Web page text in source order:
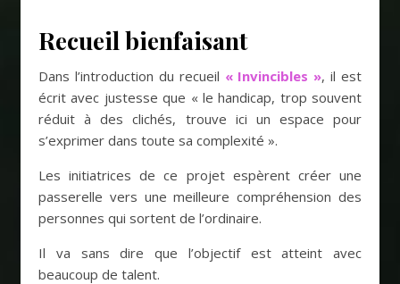
Recueil bienfaisant
Dans l’introduction du recueil « Invincibles », il est
écrit avec justesse que « le handicap, trop souvent
réduit à des clichés, trouve ici un espace pour
s’exprimer dans toute sa complexité ».
Les initiatrices de ce projet espèrent créer une
passerelle vers une meilleure compréhension des
personnes qui sortent de l’ordinaire.
Il va sans dire que l’objectif est atteint avec
beaucoup de talent.